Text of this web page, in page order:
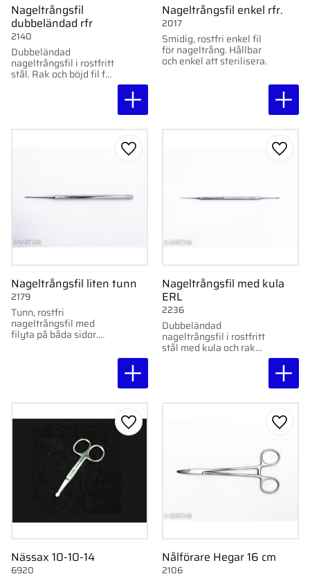
Nageltrångsfil
dubbeländad rfr
Dubbeländad
nageltrångsfil i rostfritt
stål. Rak och böjd fil för
2140
Nageltrångsfil enkel rfr.
Smidig, rostfri enkel fil
för nageltrång. Hållbar
och enkel att sterilisera.
2017
Nageltrångsfil liten tunn
Tunn, rostfri
nageltrångsfil med
filyta på båda sidor.
2179
Lägg till i favoriter
Nageltrångsfil med kula
ERL
Dubbeländad
nageltrångsfil i rostfritt
stål med kula och rak
2236
Lägg
Nässax 10-10-14
6920
Lägg till i favoriter
Nålförare Hegar 16 cm
2106
Lägg